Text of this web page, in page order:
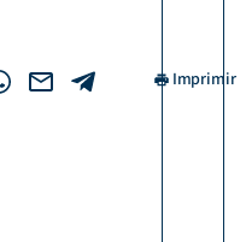
Imprimir